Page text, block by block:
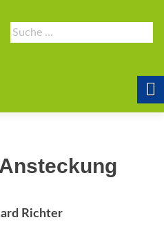
Suche
nach:
NAVIGATION
Ansteckung
Richter